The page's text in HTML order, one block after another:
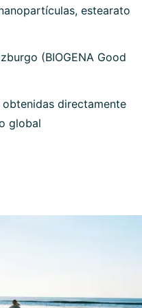
estearato
(BIOGENA Good
directamente
global